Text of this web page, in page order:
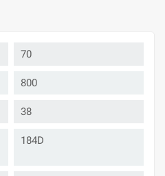
70
800
38
184D